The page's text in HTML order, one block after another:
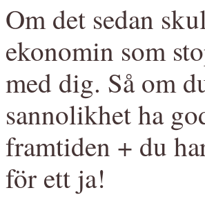
Om det sedan
ekonomin som
med dig. Så om
sannolikhet ha
framtiden + du
för ett ja!